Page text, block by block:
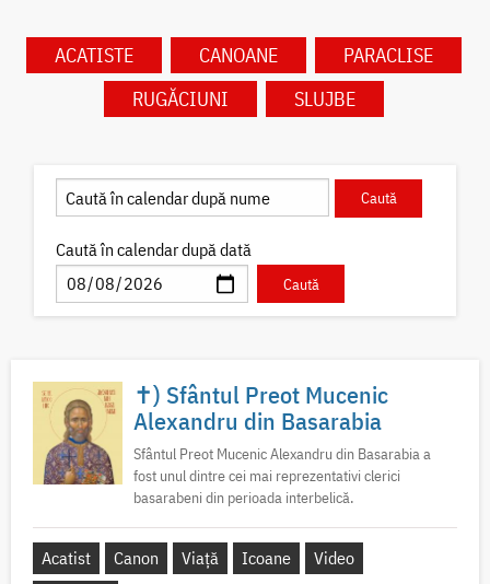
ACATISTE CANOANE
PARACLISE
RUGĂCIUNI
SLUJBE
Caută în calendar după dată
✝) Sfântul Preot Mucenic
Alexandru din Basarabia
Sfântul Preot Mucenic Alexandru din Basarabia a
fost unul dintre cei mai reprezentativi clerici
basarabeni din perioada interbelică.
Acatist Canon Viață Icoane
Video